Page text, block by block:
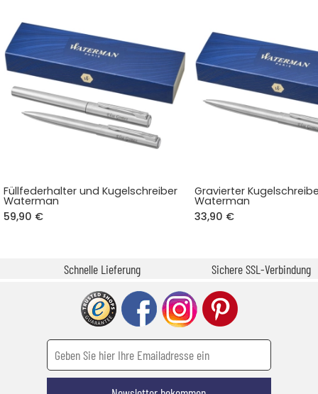
Füllfederhalter und Kugelschreiber
Waterman
59,90 €
Gravierter
Waterman
33,90 €
Schnelle Lieferung Sichere SSL-Verbindung